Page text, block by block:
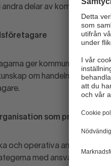
andra delar av kommunen är
ger kommunen höga
om handelns behov
som prioriterar
och operativa ansvaret för
med ansvar för